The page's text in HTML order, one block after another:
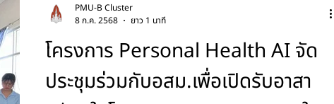
โครงการ Personal Health AI จัด
ประชุมร่วมกับอสม.เพื่อเปิดรับอาสา
PMU-B Cluster
8 ก.ค. 2568
ยาว 1 นาที